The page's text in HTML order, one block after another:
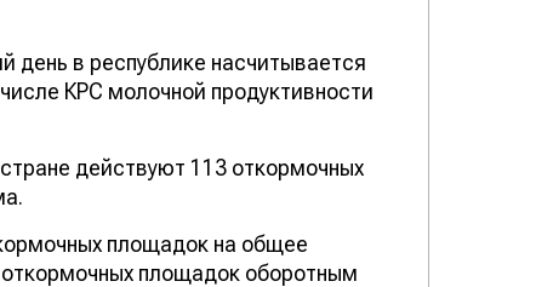
день в республике насчитывается
числе КРС молочной
млн. голов.
действуют 113 откормочных
площадок на общее
площадок оборотным